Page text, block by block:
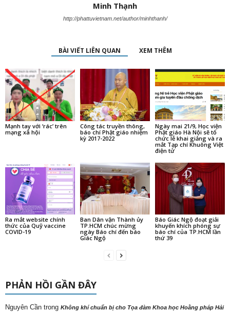
Minh Thạnh
http://phattuvietnam.net/author/minhthanh/
BÀI VIẾT LIÊN QUAN XEM THÊM
Mạnh tay với ‘rác’ trên
mạng xã hội
Công tác truyền thông,
báo chí Phật giáo nhiệm
kỳ 2017-2022
Ngày mai 21/9, Học viện
Phật giáo Hà Nội sẽ tổ
chức lễ khai giảng và ra
mắt Tạp chí Khuông Việt
điện tử
Ra mắt website chính
thức của Quỹ vaccine
COVID-19
Ban Dân vận Thành ủy
TP.HCM chúc mừng
ngày Báo chí đến báo
Giác Ngộ
Báo Giác Ngộ đoạt giải
khuyến khích phóng sự
báo chí của TP.HCM lần
thứ 39
PHẢN HỒI GẦN ĐÂY
Nguyên Cần trong Không khí chuẩn bị cho Tọa đàm Khoa học Hoằng pháp Hải